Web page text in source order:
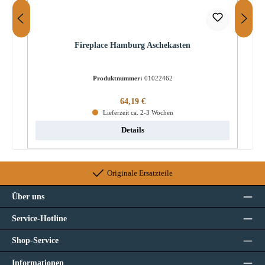
Fireplace Hamburg Aschekasten
Produktnummer: 01022462
Regulärer Preis:
64,19 €
Lieferzeit ca. 2-3 Wochen
Details
Originale Ersatzteile
Über uns
Service-Hotline
Shop-Service
Informationen